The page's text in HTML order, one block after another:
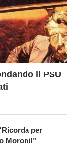
il PSU
per
Moroni!”